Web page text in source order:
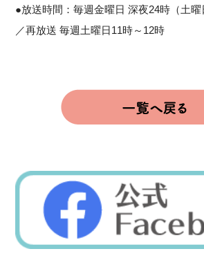
●放送時間：毎週金曜日 深夜24時（土
／再放送 毎週土曜日11時～12時